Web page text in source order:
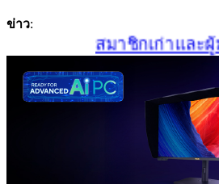
ข่าว:
สมาชิกเก่าและผู้